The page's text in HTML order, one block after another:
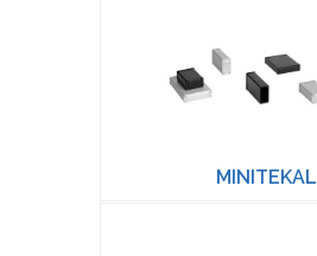
MINITEKAL